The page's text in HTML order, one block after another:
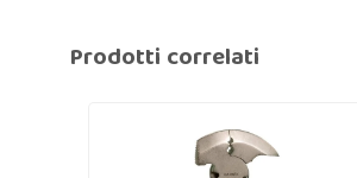
Prodotti correlati